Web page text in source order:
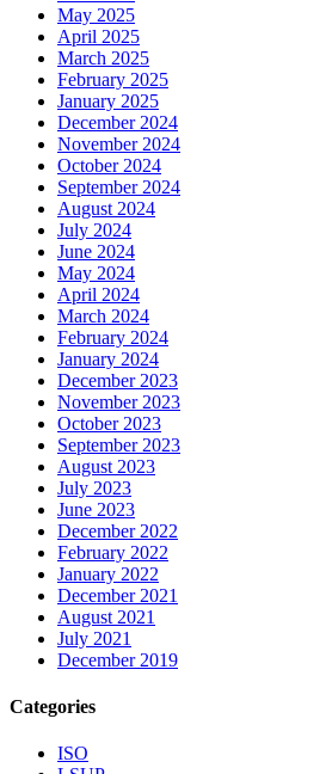
May 2025
April 2025
March 2025
February 2025
January 2025
December 2024
November 2024
October 2024
September 2024
August 2024
July 2024
June 2024
May 2024
April 2024
March 2024
February 2024
January 2024
December 2023
November 2023
October 2023
September 2023
August 2023
July 2023
June 2023
December 2022
February 2022
January 2022
December 2021
August 2021
July 2021
December 2019
Categories
ISO